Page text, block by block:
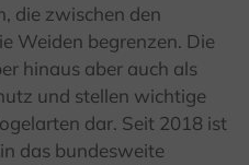
die zwischen den
Weiden begrenzen. Die
hinaus aber auch als
und stellen wichtige
dar. Seit 2018 ist
das bundesweite